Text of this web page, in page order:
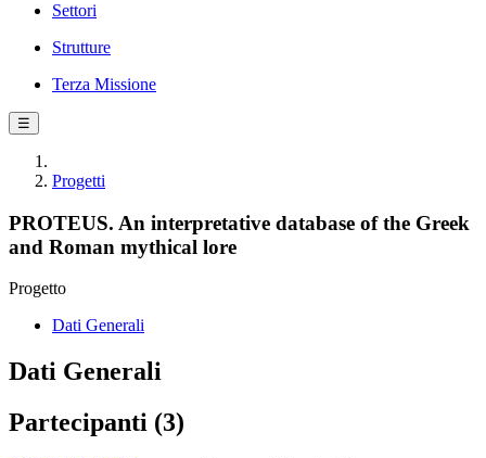
Settori
Strutture
Terza Missione
☰
Progetti
PROTEUS. An interpretative database of the Greek
and Roman mythical lore
Progetto
Dati Generali
Dati Generali
Partecipanti (3)